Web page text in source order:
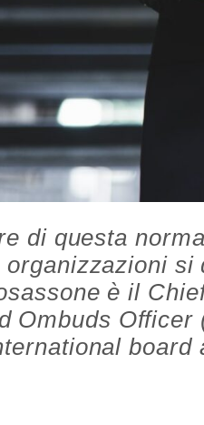
di questa
è il
Ombuds
board